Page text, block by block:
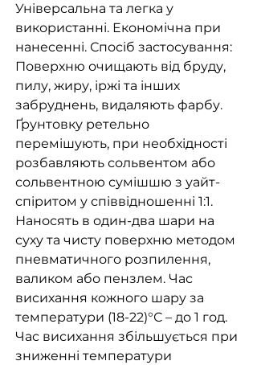
Універсальна та легка у
використанні. Економічна при
нанесенні. Спосіб застосування:
Поверхню очищають від бруду,
пилу, жиру, іржі та інших
забруднень, видаляють фарбу.
Ґрунтовку ретельно
перемішують, при необхідності
розбавляють сольвентом або
сольвентною сумішшю з уайт-
спіритом у співвідношенні 1:1.
Наносять в один-два шари на
суху та чисту поверхню методом
пневматичного розпилення,
валиком або пензлем. Час
висихання кожного шару за
температури (18-22)°С – до 1 год.
Час висихання збільшується при
зниженні температури